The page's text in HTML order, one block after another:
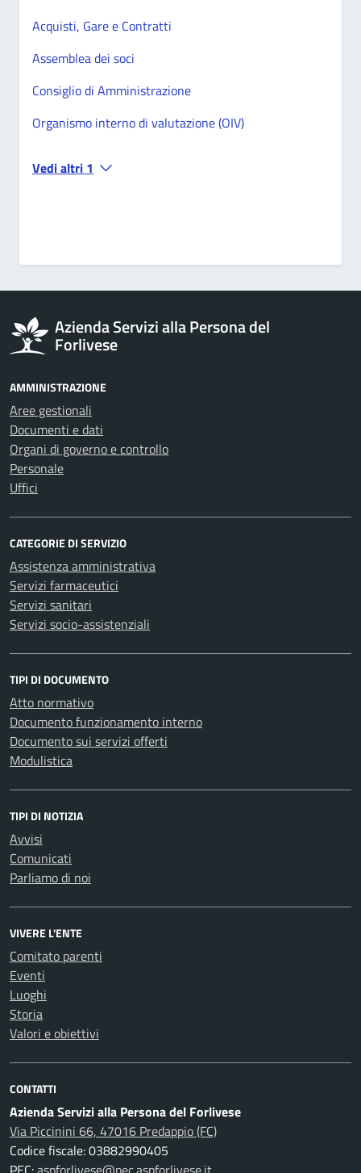
Acquisti, Gare e Contratti
Assemblea dei soci
Consiglio di Amministrazione
Organismo interno di valutazione (OIV)
Vedi altri 1
Azienda Servizi alla Persona del
Forlivese
AMMINISTRAZIONE
Aree gestionali
Documenti e dati
Organi di governo e controllo
Personale
Uffici
CATEGORIE DI SERVIZIO
Assistenza amministrativa
Servizi farmaceutici
Servizi sanitari
Servizi socio-assistenziali
TIPI DI DOCUMENTO
Atto normativo
Documento funzionamento interno
Documento sui servizi offerti
Modulistica
TIPI DI NOTIZIA
Avvisi
Comunicati
Parliamo di noi
VIVERE L'ENTE
Comitato parenti
Eventi
Luoghi
Storia
Valori e obiettivi
CONTATTI
Azienda Servizi alla Persona del Forlivese
Via Piccinini 66, 47016 Predappio (FC)
Codice fiscale: 03882990405